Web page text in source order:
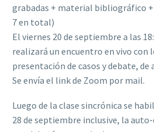
grabadas + material bibliográfico
7 en total)
El viernes 20 de septiembre a las
realizará un encuentro en vivo con
presentación de casos y debate,
Se envía el link de Zoom por mail.
Luego de la clase sincrónica se
28 de septiembre inclusive, la